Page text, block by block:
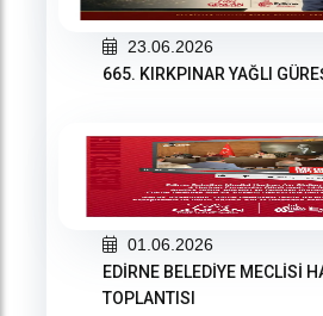
23.06.2026
665. KIRKPINAR YAĞLI
01.06.2026
EDİRNE BELEDİYE MECLİSİ
TOPLANTISI